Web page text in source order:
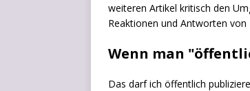
wei­te­ren Arti­kel kri­tisch den
Reak­tio­nen und Ant­wor­ten
Wenn man
Das darf ich öffent­lich